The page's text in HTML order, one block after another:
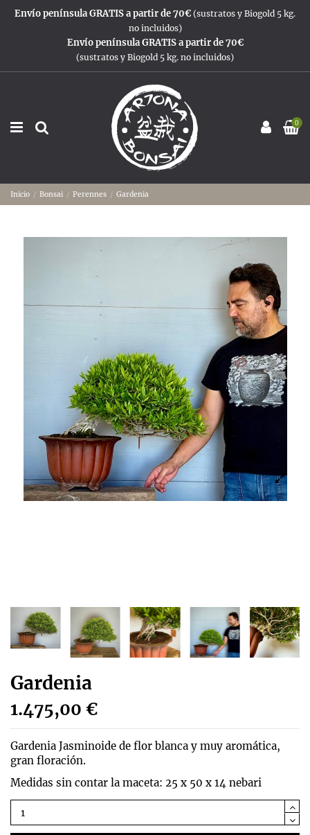
Envío península GRATIS a partir de 70€ (sustratos y Biogold 5 kg.
no incluidos)
Envío península GRATIS a partir de 70€
(sustratos y Biogold 5 kg. no incluidos)
0
Inicio Bonsai Perennes Gardenia
Gardenia
1.475,00 €
Gardenia Jasminoide de flor blanca y muy aromática,
gran floración.
Medidas sin contar la maceta: 25 x 50 x 14 nebari